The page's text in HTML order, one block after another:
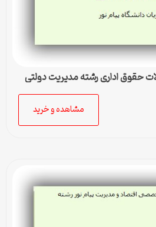
حقوق اداری رشته مدیریت دولتی
مشاهده و خرید